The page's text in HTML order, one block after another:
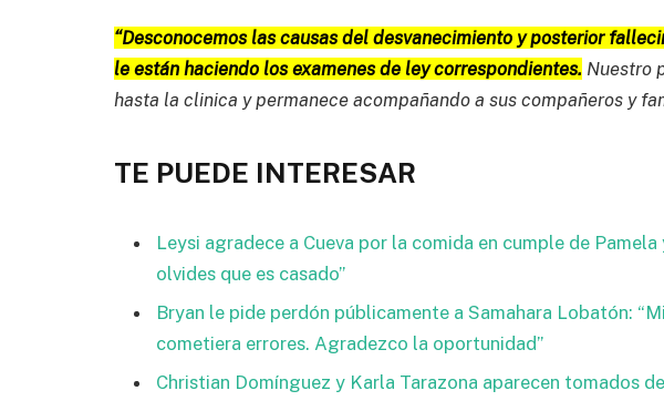
“Desconocemos las causas del desvanecimiento y posterior
le están haciendo los examenes de ley correspondientes. Nuestro
hasta la clinica y permanece acompañando a sus compañeros y
TE PUEDE INTERESAR
Leysi agradece a Cueva por la comida en cumple de
olvides que es casado”
Bryan le pide perdón públicamente a Samahara Lobatón:
cometiera errores. Agradezco la oportunidad”
Christian Domínguez y Karla Tarazona aparecen tomados